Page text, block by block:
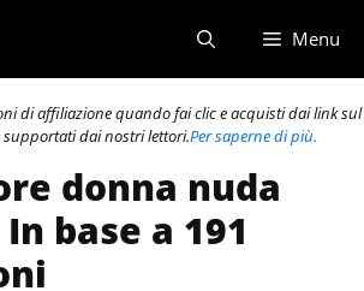
Menu
di affiliazione quando fai clic e acquisti dai link sul
supportati dai nostri lettori.Per saperne di più.
donna nuda
base a 191